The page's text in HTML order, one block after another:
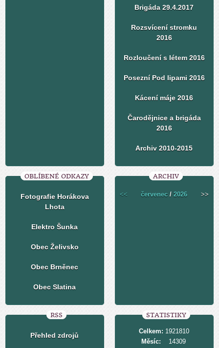
Brigáda 29.4.2017
Rozsvícení stromku
2016
Rozloučení s létem 2016
Posezní Pod lipami 2016
Kácení máje 2016
Čarodějnice a brigáda
2016
Archiv 2010-2015
OBLÍBENÉ ODKAZY
Fotografie Horákova
Lhota
Elektro Šunka
Obec Želivsko
Obec Brněnec
Obec Slatina
ARCHIV
<< červenec /2026 >>
RSS
Přehled zdrojů
STATISTIKY
Celkem: 1921810
Měsíc:
14309